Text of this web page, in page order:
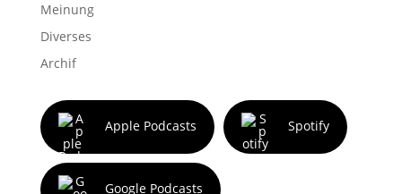
Meinung
Diverses
Archif
Apple Podcasts Spotify
Google Podcasts